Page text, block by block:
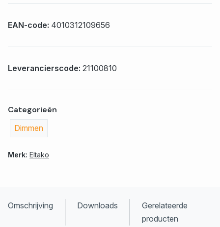
EAN-code: 4010312109656
Leverancierscode: 21100810
Categorieën
Dimmen
Merk: Eltako
Omschrijving Downloads
Gerelateerde
producten